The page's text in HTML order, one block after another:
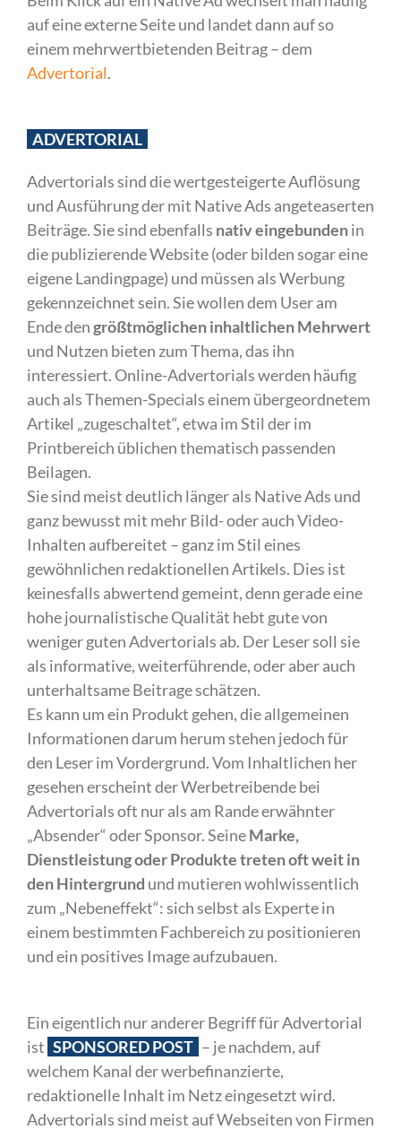
auf eine externe Seite und landet dann auf so
einem mehrwertbietenden Beitrag – dem
Advertorial.
ADVERTORIAL
Advertorials sind die wertgesteigerte Auflösung
und Ausführung der mit Native Ads angeteaserten
Beiträge. Sie sind ebenfalls nativ eingebundenin
die publizierende Website (oder bilden sogar eine
eigene Landingpage) und müssen als Werbung
gekennzeichnet sein. Sie wollen dem User am
Ende dengrößtmöglichen inhaltlichen Mehrwert
und Nutzen bieten zum Thema, das ihn
interessiert. Online-Advertorials werden häufig
auch als Themen-Specials einem übergeordnetem
Artikel „zugeschaltet“, etwa im Stil der im
Printbereich üblichen thematisch passenden
Beilagen.
Sie sind meist deutlich länger als Native Ads und
ganz bewusst mit mehr Bild- oder auch Video-
Inhalten aufbereitet – ganz im Stil eines
gewöhnlichen redaktionellen Artikels. Dies ist
keinesfalls abwertend gemeint, denn gerade eine
hohe journalistische Qualität hebt gute von
weniger guten Advertorials ab. Der Leser soll sie
als informative, weiterführende, oder aber auch
unterhaltsame Beitrage schätzen.
Es kann um ein Produkt gehen, die allgemeinen
Informationen darum herum stehen jedoch für
den Leser im Vordergrund. Vom Inhaltlichen her
gesehen erscheint der Werbetreibende bei
Advertorials oft nur als am Rande erwähnter
„Absender“ oder Sponsor. SeineMarke,
Dienstleistung oder Produkte treten oft weit in
den Hintergrund und mutieren wohlwissentlich
zum „Nebeneffekt“: sich selbst als Experte in
einem bestimmten Fachbereich zu positionieren
und ein positives Image aufzubauen.
Ein eigentlich nur anderer Begriff für Advertorial
ist SPONSORED POST – je nachdem, auf
welchem Kanal der werbefinanzierte,
redaktionelle Inhalt im Netz eingesetzt wird.
Advertorials sind meist auf Webseiten von Firmen